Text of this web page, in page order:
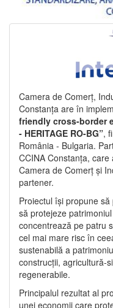
Camera de Comerț,
Constanța are în
friendly cross-border
- HERITAGE RO-BG”,
România - Bulgaria.
CCINA Constanța,
Camera de Comerț și
partener.
Proiectul își propune
să protejeze
concentrează pe patru
cel mai mare risc în
sustenabilă a
construcții, agricultură-
regenerabile.
Principalul rezultat al
unei economii care